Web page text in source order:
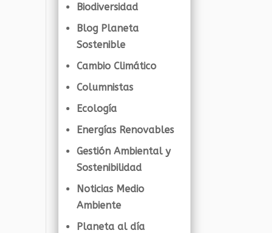
Biodiversidad
Blog Planeta
Sostenible
Cambio Climático
Columnistas
Ecología
Energías Renovables
Gestión Ambiental y
Sostenibilidad
Noticias Medio
Ambiente
Planeta al día